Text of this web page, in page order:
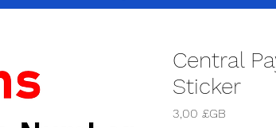
Central
Sticker
3,00 £GB